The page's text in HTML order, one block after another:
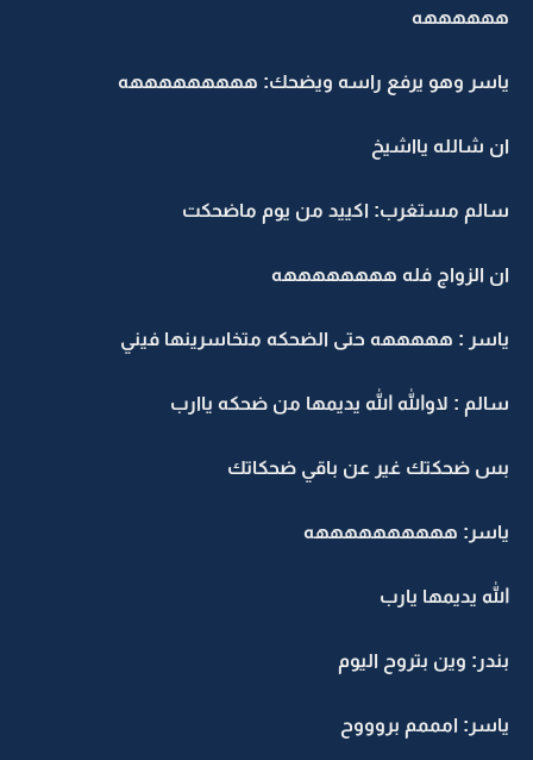
ههههههه
ياسر وهو يرفع راسه ويضحك: هههههههههه
ان شالله يااشيخ
سالم مستغرب: اكييد من يوم ماضحكت
ان الزواج فله ههههههههه
ياسر : هههههه حتى الضحكه متخاسرينها فيني
سالم : لاوالله الله يديمها من ضحكه ياارب
بس ضحكتك غير عن باقي ضحكاتك
ياسر: ههههههههههه
الله يديمها يارب
بندر: وين بتروح اليوم
ياسر: امممم بروووح